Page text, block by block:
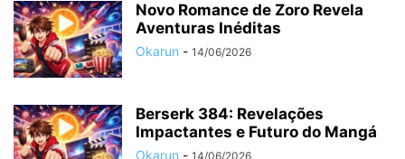
Novo Romance de Zoro Revela
Aventuras Inéditas
Okarun - 14/06/2026
Berserk 384: Revelações
Impactantes e Futuro do Mangá
Okarun - 14/06/2026